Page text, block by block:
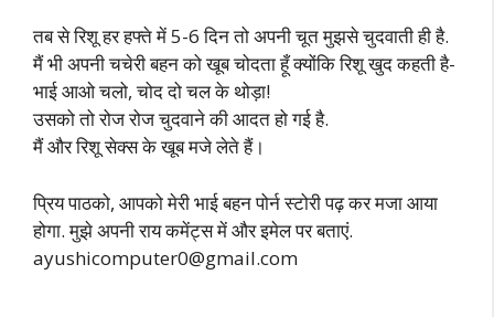
तब से रिशू हर हफ्ते में 5-6 दिन तो अपनी चूत मुझसे चुदवाती ही है.
मैं भी अपनी चचेरी बहन को खूब चोदता हूँ क्योंकि रिशू खुद कहती है-
भाई आओ चलो, चोद दो चल के थोड़ा!
उसको तो रोज रोज चुदवाने की आदत हो गई है.
मैं और रिशू सेक्स के खूब मजे लेते हैं।
प्रिय पाठको, आपको मेरी भाई बहन पोर्न स्टोरी पढ़ कर मजा आया
होगा. मुझे अपनी राय कमेंट्स में और इमेल पर बताएं.
ayushicomputer0@gmail.com